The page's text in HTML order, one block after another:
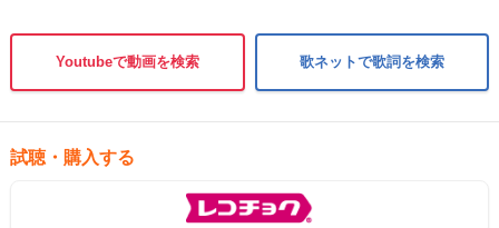
Youtubeで動画を検索 歌ネットで歌詞を検索
試聴・購入する